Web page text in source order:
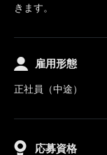
きます。
雇用形態
正社員（中途）
応募資格